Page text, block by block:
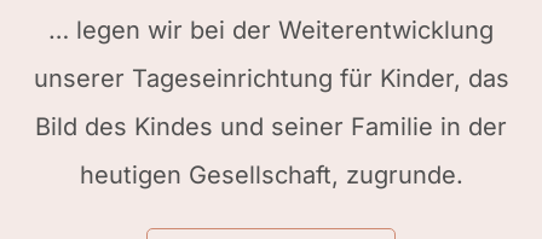
… legen wir bei der Weiterentwicklung
unserer Tageseinrichtung für Kinder, das
Bild des Kindes und seiner Familie in der
heutigen Gesellschaft, zugrunde.